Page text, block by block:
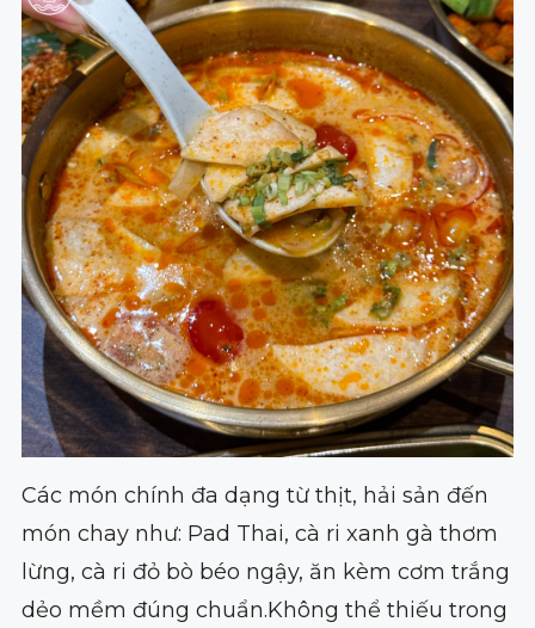
Các món chính đa dạng từ thịt, hải sản đến
món chay như: Pad Thai, cà ri xanh gà thơm
lừng, cà ri đỏ bò béo ngậy, ăn kèm cơm trắng
dẻo mềm đúng chuẩn.Không thể thiếu trong